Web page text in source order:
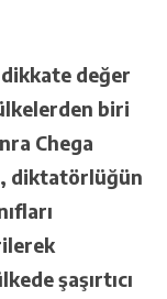
değer
biri
Chega
diktatörlüğün
şaşırtıcı